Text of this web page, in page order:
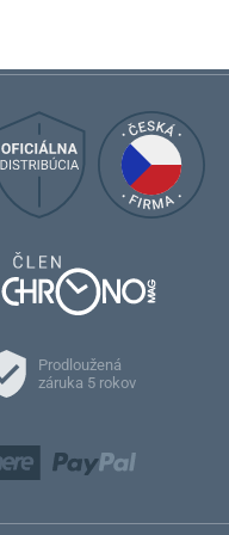
Prodloužená
záruka 5 rokov